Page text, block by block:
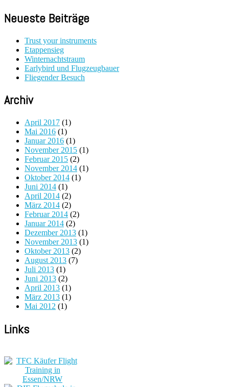
Neueste Beiträge
Trust your instruments
Etappensieg
Winternachtstraum
Earlybird und Flugzeugbauer
Fliegender Besuch
Archiv
April 2017 (1)
Mai 2016 (1)
Januar 2016 (1)
November 2015 (1)
Februar 2015 (2)
November 2014 (1)
Oktober 2014 (1)
Juni 2014 (1)
April 2014 (2)
März 2014 (2)
Februar 2014 (2)
Januar 2014 (2)
Dezember 2013 (1)
November 2013 (1)
Oktober 2013 (2)
August 2013 (7)
Juli 2013 (1)
Juni 2013 (2)
April 2013 (1)
März 2013 (1)
Mai 2012 (1)
Links